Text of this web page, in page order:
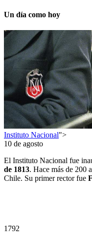
Un día como hoy
Instituto Nacional">
10 de agosto
El Instituto Nacional fue
de 1813. Hace más de 200
Chile. Su primer rector fue
1792